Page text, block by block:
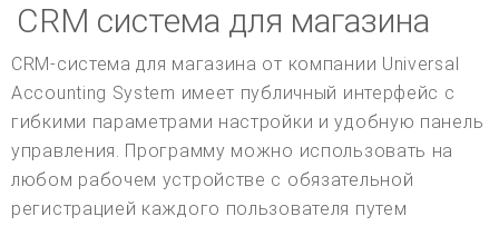
CRM система для магазина
CRM-система для магазина от компании Universal
Accounting System имеет публичный интерфейс с
гибкими параметрами настройки и удобную панель
управления. Программу можно использовать на
любом рабочем устройстве с обязательной
регистрацией каждого пользователя путем